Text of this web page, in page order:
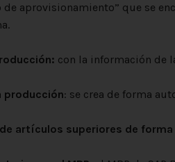
aprovisionamiento” que se
con la
producción: se crea de forma
artículos superiores de